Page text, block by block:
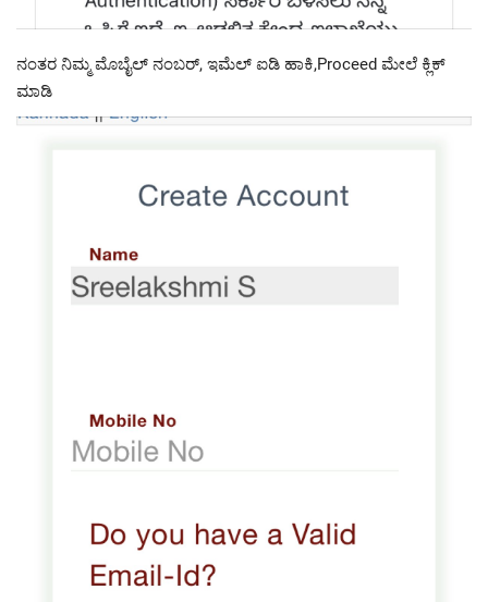
ನಂತರ ನಿಮ್ಮ ಮೊಬೈಲ್ ನಂಬರ್, ಇಮೆಲ್ ಐಡಿ ಹಾಕಿ,Proceed ಮೇಲೆ ಕ್ಲಿಕ್
ಮಾಡಿ